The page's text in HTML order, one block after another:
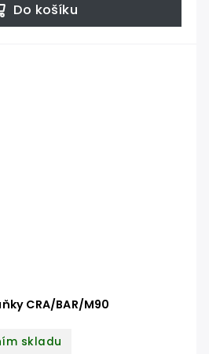
Do košíku
CRA/BAR/M90
skladu